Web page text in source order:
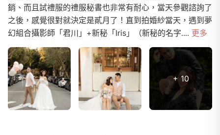
銷、而且試禮服的禮服秘書也非常有耐心，當天參觀諮詢了
之後，感覺很對就決定是貳月了！直到拍婚紗當天，遇到夢
幻組合攝影師「君川」+新秘「Iris」（新秘的名字.... 更多
+ 10